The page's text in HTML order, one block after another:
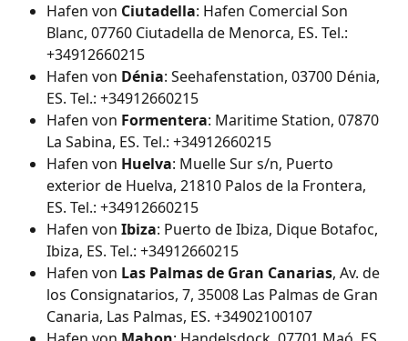
Hafen von Ciutadella: Hafen Comercial Son
Blanc, 07760 Ciutadella de Menorca, ES. Tel.:
+34912660215
Hafen von Dénia: Seehafenstation, 03700 Dénia,
ES. Tel.: +34912660215
Hafen von Formentera: Maritime Station, 07870
La Sabina, ES. Tel.: +34912660215
Hafen von Huelva: Muelle Sur s/n, Puerto
exterior de Huelva, 21810 Palos de la Frontera,
ES. Tel.: +34912660215
Hafen von Ibiza: Puerto de Ibiza, Dique Botafoc,
Ibiza, ES. Tel.: +34912660215
Hafen von Las Palmas de Gran Canarias, Av. de
los Consignatarios, 7, 35008 Las Palmas de Gran
Canaria, Las Palmas, ES. +34902100107